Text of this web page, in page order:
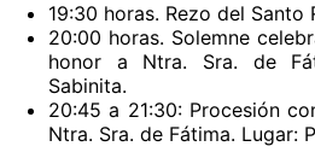
19:30 horas. Rezo del Santo
20:00 horas. Solemne
honor a Ntra. Sra. de
Sabinita.
20:45 a 21:30: Procesión
Ntra. Sra. de Fátima. Lugar: